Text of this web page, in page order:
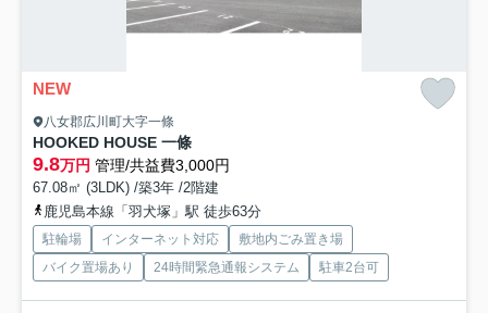
NEW
八女郡広川町大字一條
HOOKED HOUSE 一條
9.8万円 管理/共益費3,000円
67.08㎡ (3LDK) /築3年 /2階建
鹿児島本線「羽犬塚」駅 徒歩63分
駐輪場 インターネット対応
敷地内ごみ置き場
バイク置場あり
24時間緊急通報システム 駐車2台可